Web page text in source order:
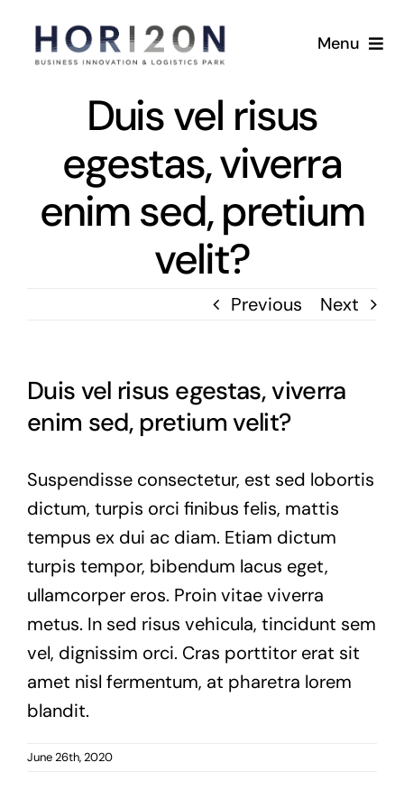
content
Menu
Masterplan
Availability
Sustainability
Location
News
Contact
Duis vel risus
egestas, viverra
enim sed, pretium
velit?
Previous Next
Duis vel risus egestas, viverra
enim sed, pretium velit?
Suspendisse consectetur, est sed lobortis
dictum, turpis orci finibus felis, mattis
tempus ex dui ac diam. Etiam dictum
turpis tempor, bibendum lacus eget,
ullamcorper eros. Proin vitae viverra
metus. In sed risus vehicula, tincidunt sem
vel, dignissim orci. Cras porttitor erat sit
amet nisl fermentum, at pharetra lorem
blandit.
June 26th, 2020